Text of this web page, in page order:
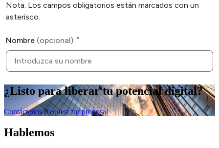
¿Listopara liberartu potencial digital?
ContáctenosRequest for proposal
Hablemos